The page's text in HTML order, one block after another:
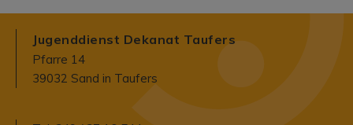
Jugenddienst Dekanat Taufers
Pfarre 14
39032 Sand in Taufers